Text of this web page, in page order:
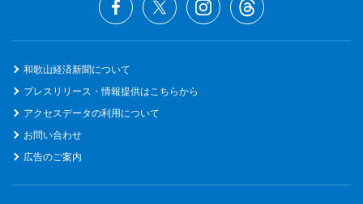
和歌山経済新聞について
プレスリリース・情報提供はこちらから
アクセスデータの利用について
お問い合わせ
広告のご案内